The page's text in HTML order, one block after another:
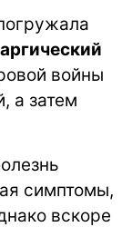
войны
а затем
симптомы,
вскоре